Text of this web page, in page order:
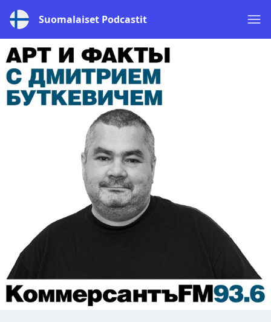
Suomalaiset Podcastit